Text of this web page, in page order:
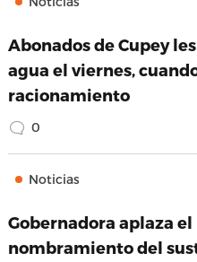
Abonados de Cupey
agua el viernes,
racionamiento
0
Noticias
Gobernadora aplaza el
nombramiento del